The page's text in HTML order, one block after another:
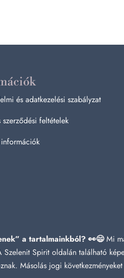
és adatkezelési szabályzat
feltételek
a tartalmainkból? 👀😄Mi
Spirit oldalán található
Másolás jogi